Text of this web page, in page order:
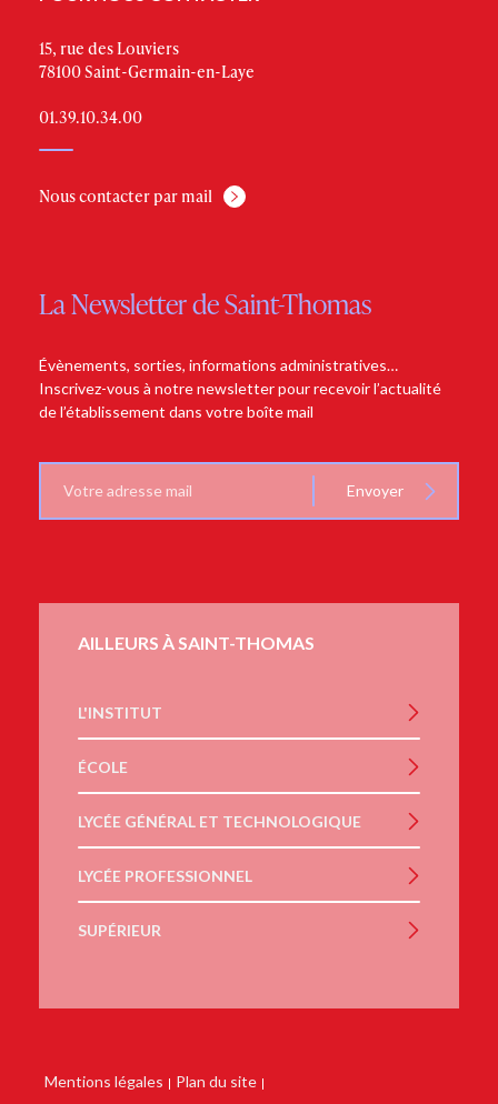
15, rue des Louviers
78100 Saint-Germain-en-Laye
01.39.10.34.00
Nous contacter par mail
La Newsletter de Saint-Thomas
Évènements, sorties, informations administratives…
Inscrivez-vous à notre newsletter pour recevoir l’actualité
de l’établissement dans votre boîte mail
mail
Envoyer
AILLEURS À SAINT-THOMAS
L'INSTITUT
ÉCOLE
LYCÉE GÉNÉRAL ET TECHNOLOGIQUE
LYCÉE PROFESSIONNEL
SUPÉRIEUR
Mentions légales
Plan du site